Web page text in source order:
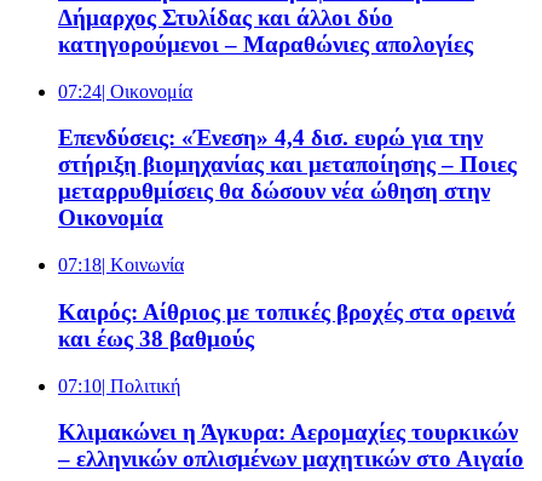
Δήμαρχος Στυλίδας και άλλοι δύο
κατηγορούμενοι – Μαραθώνιες απολογίες
07:24| Oικονομία
Επενδύσεις: «Ένεση» 4,4 δισ. ευρώ για την
στήριξη βιομηχανίας και μεταποίησης – Ποιες
μεταρρυθμίσεις θα δώσουν νέα ώθηση στην
Οικονομία
07:18| Κοινωνία
Καιρός: Αίθριος με τοπικές βροχές στα ορεινά
και έως 38 βαθμούς
07:10| Πολιτική
Κλιμακώνει η Άγκυρα: Αερομαχίες τουρκικών
– ελληνικών οπλισμένων μαχητικών στο Αιγαίο